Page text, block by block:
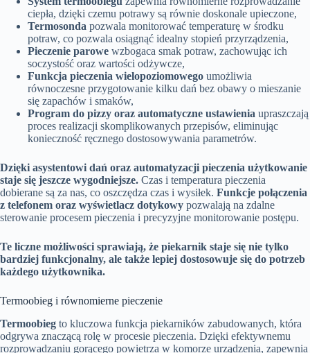
ciepła, dzięki czemu potrawy są równie doskonale upieczone,
Termosonda pozwala monitorować temperaturę w środku
potraw, co pozwala osiągnąć idealny stopień przyrządzenia,
Pieczenie parowe wzbogaca smak potraw, zachowując ich
soczystość oraz wartości odżywcze,
Funkcja pieczenia wielopoziomowego umożliwia
równoczesne przygotowanie kilku dań bez obawy o mieszanie
się zapachów i smaków,
Program do pizzy oraz automatyczne ustawienia upraszczają
proces realizacji skomplikowanych przepisów, eliminując
konieczność ręcznego dostosowywania parametrów.
Dzięki asystentowi dań oraz automatyzacji pieczenia użytkowanie
staje się jeszcze wygodniejsze. Czas i temperatura pieczenia
dobierane są za nas, co oszczędza czas i wysiłek. Funkcje połączenia
z telefonem oraz wyświetlacz dotykowy pozwalają na zdalne
sterowanie procesem pieczenia i precyzyjne monitorowanie postępu.
Te liczne możliwości sprawiają, że piekarnik staje się nie tylko
bardziej funkcjonalny, ale także lepiej dostosowuje się do potrzeb
każdego użytkownika.
Termoobieg i równomierne pieczenie
Termoobieg to kluczowa funkcja piekarników zabudowanych, która
odgrywa znaczącą rolę w procesie pieczenia. Dzięki efektywnemu
rozprowadzaniu gorącego powietrza w komorze urządzenia, zapewnia